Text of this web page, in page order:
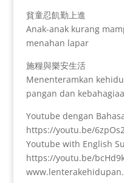
貧童忍飢勤上進
Anak-anak kurang
menahan lapar
施糧與樂安生活
Menenteramkan
pangan dan
Youtube dengan
https://youtu.be/
Youtube with English
https://youtu.be/